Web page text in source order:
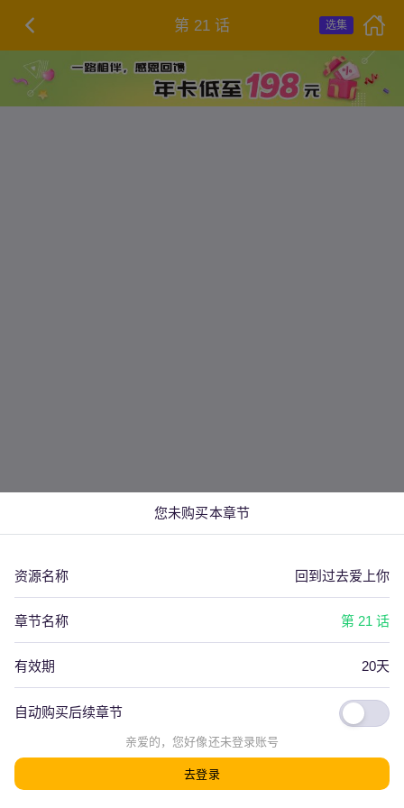
第 21 话 选集
您未购买本章节
资源名称 回到过去爱上你
章节名称 第 21 话
有效期 20天
自动购买后续章节
亲爱的，您好像还未登录账号
去登录
上一篇